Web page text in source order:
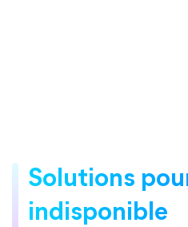
Solutions
indisponible